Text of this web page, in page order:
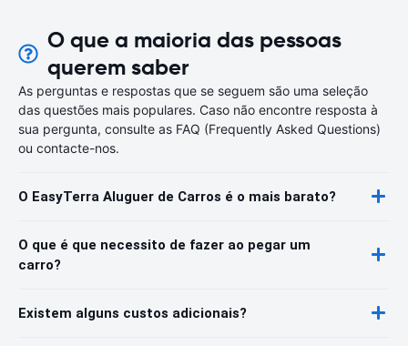
O que a maioria das pessoas
querem saber
As perguntas e respostas que se seguem são uma seleção
das questões mais populares. Caso não encontre resposta à
sua pergunta, consulte as FAQ (Frequently Asked Questions)
ou contacte-nos.
O EasyTerra Aluguer de Carros é o mais barato?
O que é que necessito de fazer ao pegar um
carro?
Existem alguns custos adicionais?